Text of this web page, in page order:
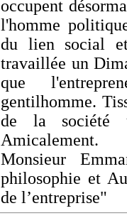
occupent
l'homme
du lien social
travaillée un
que
gentilhomme.
de la société
Amicalement.
Monsieur
philosophie et
de l’entreprise"